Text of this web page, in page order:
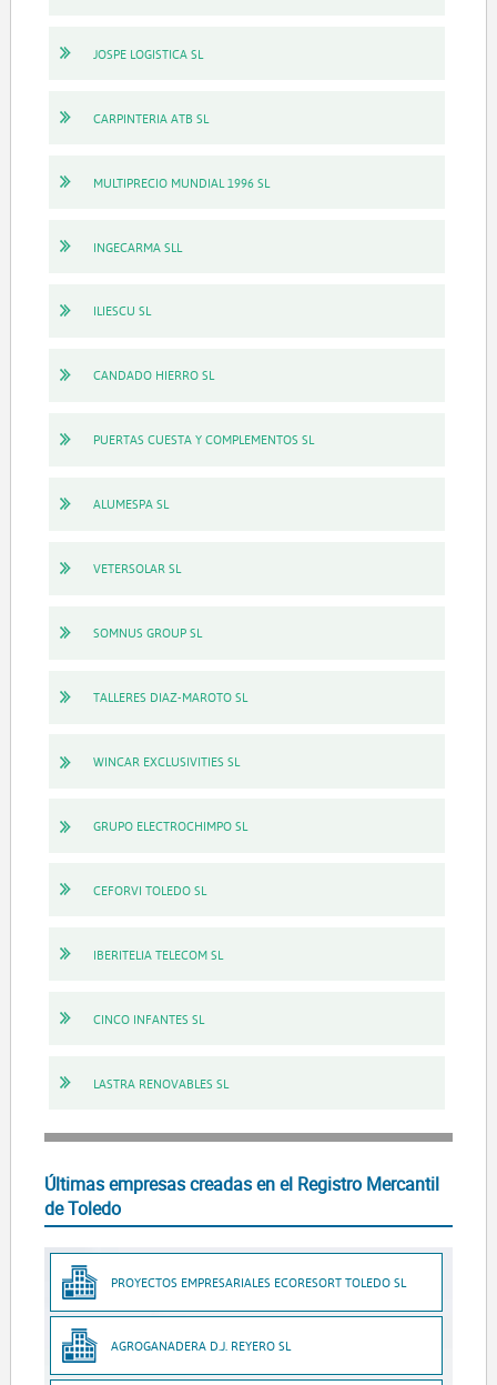
JOSPE LOGISTICA SL
CARPINTERIA ATB SL
MULTIPRECIO MUNDIAL 1996 SL
INGECARMA SLL
ILIESCU SL
CANDADO HIERRO SL
PUERTAS CUESTA Y COMPLEMENTOS SL
ALUMESPA SL
VETERSOLAR SL
SOMNUS GROUP SL
TALLERES DIAZ-MAROTO SL
WINCAR EXCLUSIVITIES SL
GRUPO ELECTROCHIMPO SL
CEFORVI TOLEDO SL
IBERITELIA TELECOM SL
CINCO INFANTES SL
LASTRA RENOVABLES SL
Últimas empresas creadas en el Registro Mercantil
de Toledo
PROYECTOS EMPRESARIALES ECORESORT TOLEDO SL
AGROGANADERA D.J. REYERO SL